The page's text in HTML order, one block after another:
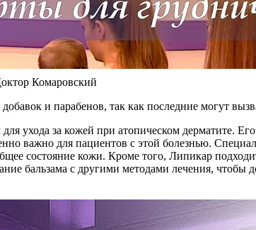
Комаровский
и парабенов, так как последние могут
ухода за кожей при атопическом дерматите.
важно для пациентов с этой болезнью.
состояние кожи. Кроме того, Липикар
бальзама с другими методами лечения, чтобы